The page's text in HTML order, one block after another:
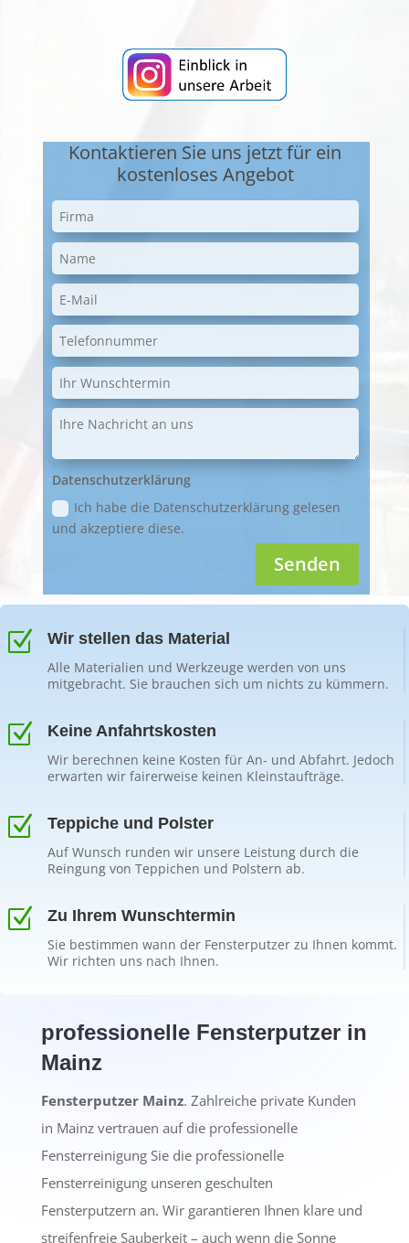
Kontaktieren Sie uns jetzt für ein
kostenloses Angebot
Datenschutzerklärung
Ich habe die Datenschutzerklärung gelesen
und akzeptiere diese.
Senden
Z Wir stellen das Material
Alle Materialien und Werkzeuge werden von uns
mitgebracht. Sie brauchen sich um nichts zu kümmern.
Z Keine Anfahrtskosten
Wir berechnen keine Kosten für An- und Abfahrt. Jedoch
erwarten wir fairerweise keinen Kleinstaufträge.
Z Teppiche und Polster
Auf Wunsch runden wir unsere Leistung durch die
Reingung von Teppichen und Polstern ab.
Z Zu Ihrem Wunschtermin
Sie bestimmen wann der Fensterputzer zu Ihnen kommt.
Wir richten uns nach Ihnen.
professionelle Fensterputzer in
Mainz
Fensterputzer Mainz. Zahlreiche private Kunden
in Mainz vertrauen auf die professionelle
Fensterreinigung Sie die professionelle
Fensterreinigung unseren geschulten
Fensterputzern an. Wir garantieren Ihnen klare und
streifenfreie Sauberkeit – auch wenn die Sonne